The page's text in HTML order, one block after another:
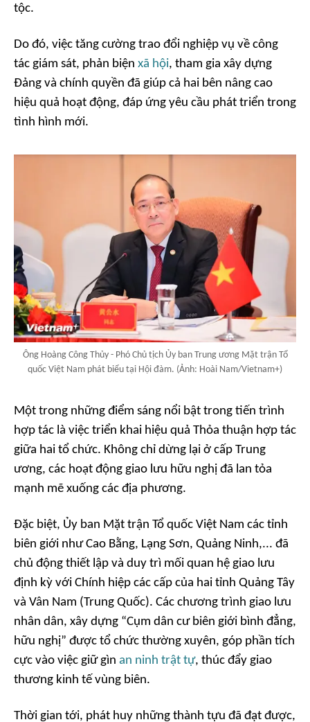
tộc.
Do đó, việc tăng cường trao đổi nghiệp vụ về công
tác giám sát, phản biện xã hội, tham gia xây dựng
Đảng và chính quyền đã giúp cả hai bên nâng cao
hiệu quả hoạt động, đáp ứng yêu cầu phát triển trong
tình hình mới.
Ông Hoàng Công Thủy - Phó Chủ tịch Ủy ban Trung ương Mặt trận Tổ
quốc Việt Nam phát biểu tại Hội đàm. (Ảnh: Hoài Nam/Vietnam+)
Một trong những điểm sáng nổi bật trong tiến trình
hợp tác là việc triển khai hiệu quả Thỏa thuận hợp tác
giữa hai tổ chức. Không chỉ dừng lại ở cấp Trung
ương, các hoạt động giao lưu hữu nghị đã lan tỏa
mạnh mẽ xuống các địa phương.
Đặc biệt, Ủy ban Mặt trận Tổ quốc Việt Nam các tỉnh
biên giới như Cao Bằng, Lạng Sơn, Quảng Ninh,... đã
chủ động thiết lập và duy trì mối quan hệ giao lưu
định kỳ với Chính hiệp các cấp của hai tỉnh Quảng Tây
và Vân Nam (Trung Quốc). Các chương trình giao lưu
nhân dân, xây dựng “Cụm dân cư biên giới bình đẳng,
hữu nghị” được tổ chức thường xuyên, góp phần tích
cực vào việc giữ gìn an ninh trật tự, thúc đẩy giao
thương kinh tế vùng biên.
Thời gian tới, phát huy những thành tựu đã đạt được,